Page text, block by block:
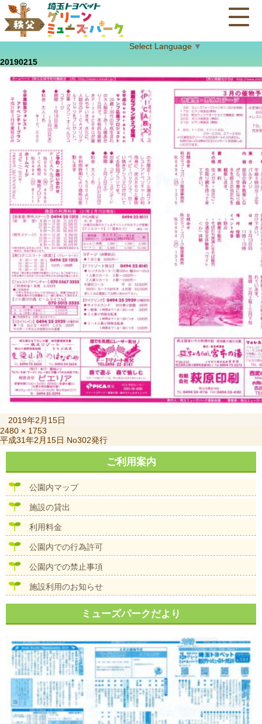
Select Language ▼
20190215
稿
日:
2019年2月15日
フ
ル
サ
ズ
2480 × 1753
投
稿
ビ
平成31年2月15日 No302発行
ご利用案内
公園内マップ
施設の貸出
利用料金
公園内での行為許可
公園内での禁止事項
施設利用のお知らせ
ミューズパークだより